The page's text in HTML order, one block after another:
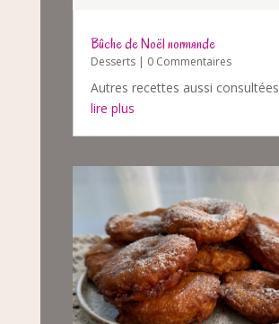
Bûche de Noël normande
Desserts| 0 Commentaires
Autres recettes aussi consultées
lire plus